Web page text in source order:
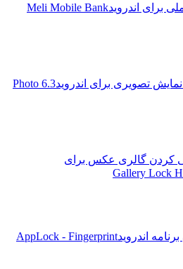
برای اندرویدMeli Mobile Bank
تصویری برای اندروید
6.3 Photo
کردن گالری عکس برای
Gallery Lock
اندرویدAppLock - Fingerprint